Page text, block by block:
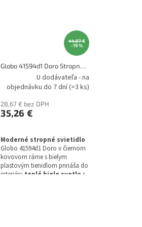
44,07 €
–19 %
Globo 41594d1 Doro Stropné svietidlo
U dodávateľa - na
objednávku do 7 dní(>3 ks)
28,67 € bez DPH
35,26 €
Moderné stropné svietidlo
Globo 41594d1 Doro v čiernom
kovovom ráme s bielym
plastovým tienidlom prináša do
interiéru teplé biele svetlo s